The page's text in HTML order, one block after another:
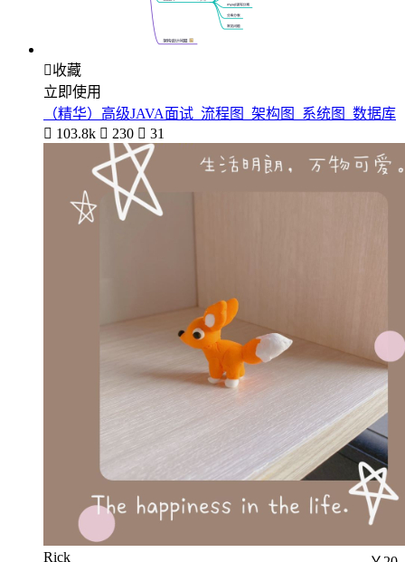
收藏
立即使用
（精华）高级JAVA面试_流程图_架构图_系统图_数据库
 103.8k  230  31
Rick